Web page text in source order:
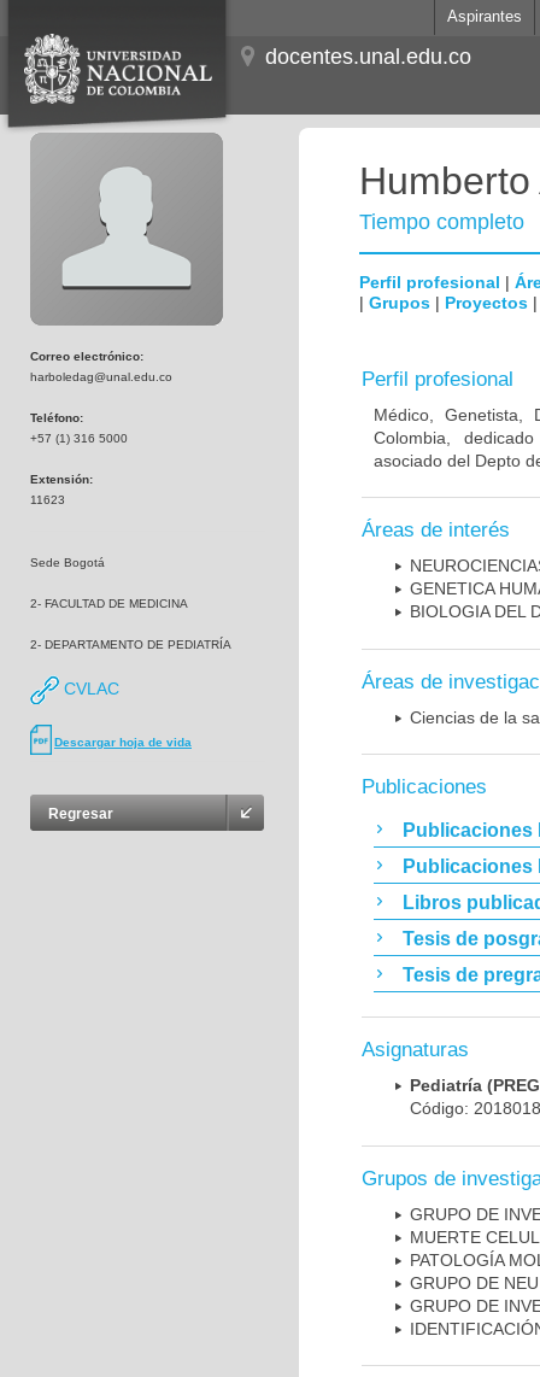
Aspirantes
docentes.unal.edu.co
Correo electrónico:
harboledag@unal.edu.co
Teléfono:
+57 (1) 316 5000
Extensión:
11623
Sede Bogotá
2- FACULTAD DE MEDICINA
2- DEPARTAMENTO DE PEDIATRÍA
CVLAC
Descargar hoja de vida
Regresar
Tiempo completo
Perfil profesional |
| Grupos | Proyectos
Perfil profesional
Médico, Genetista,
Colombia,
asociado del Depto
Áreas de interés
GENETICA
BIOLOGIA DEL
Áreas de
Ciencias de la
Publicaciones
Publicaciones
Publicaciones
Libros
Tesis de
Tesis de
Asignaturas
Pediatría
Código:
Grupos de
GRUPO DE
MUERTE
PATOLOGÍA
GRUPO DE
GRUPO DE